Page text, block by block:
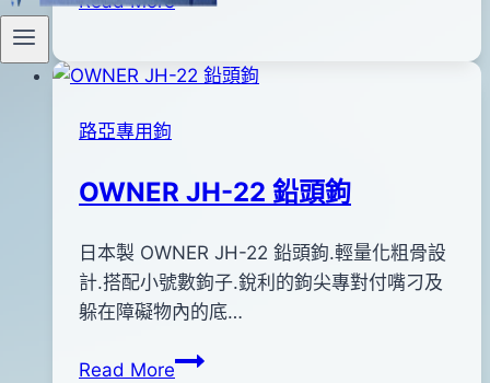
2016
年
月
10
鐵
路亞專用鉤
OWNER JH-22 鉛頭鉤
Bybc
pro-
shop
2013
年
06
28
日本製 OWNER JH-22 鉛頭鉤.輕量化粗骨設
計.搭配小號數鉤子.銳利的鉤尖專對付嘴刁及
躲在障礙物內的底…
Read MoreOWNER